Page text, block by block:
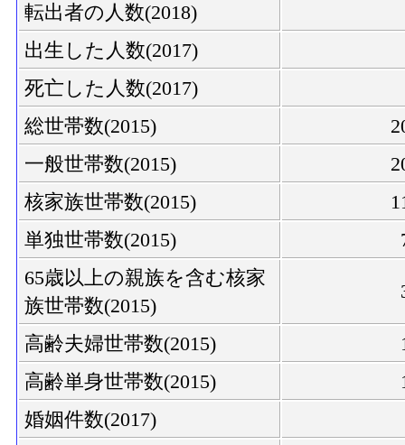
転出者の人数(2018)
出生した人数(2017)
死亡した人数(2017)
総世帯数(2015)
一般世帯数(2015)
核家族世帯数(2015)
単独世帯数(2015)
65歳以上の親族を含む核家
族世帯数(2015)
高齢夫婦世帯数(2015)
高齢単身世帯数(2015)
婚姻件数(2017)